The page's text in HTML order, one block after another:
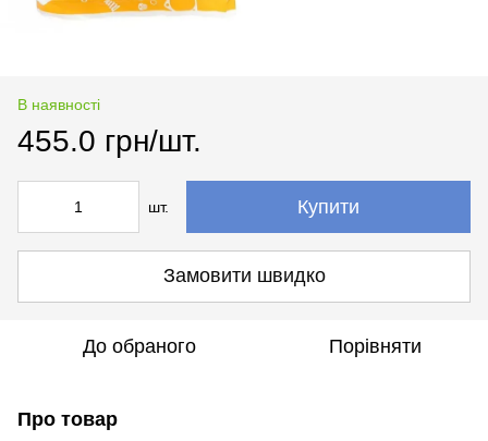
В наявності
455.0 грн/шт.
шт. Купити
Замовити швидко
До обраного Порівняти
Про товар